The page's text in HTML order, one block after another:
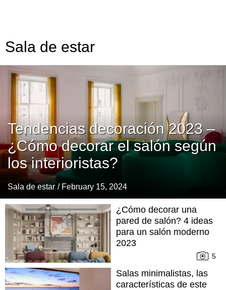
Sala de estar
Tendencias decoración 2023 –
¿Cómo decorar el salón según
los interioristas?
Sala de estar / February 15, 2024
¿Cómo decorar una
pared de salón? 4 ideas
para un salón moderno
2023
5
Salas minimalistas, las
características de este